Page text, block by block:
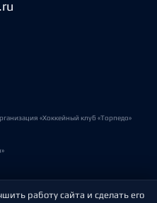
«Хоккейный клуб «Торпедо»
работу сайта и сделать его